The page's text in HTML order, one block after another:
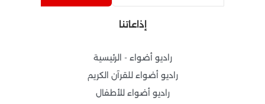
g
u
e
a
r
m
b
-
f
إذاعاتنا
راديو أضواء - الرئيسية
راديو أضواء للقرآن الكريم
راديو أضواء للأطفال